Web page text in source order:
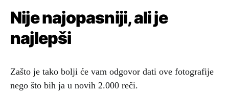
Nije najopasniji, ali je
najlepši
Zašto je tako bolji će vam odgovor dati ove fotografije
nego što bih ja u novih 2.000 reči.